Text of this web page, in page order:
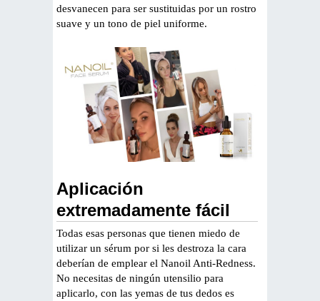
desvanecen para ser sustituidas por un rostro
suave y un tono de piel uniforme.
Aplicación
extremadamente fácil
Todas esas personas que tienen miedo de
utilizar un sérum por si les destroza la cara
deberían de emplear el Nanoil Anti-Redness.
No necesitas de ningún utensilio para
aplicarlo, con las yemas de tus dedos es